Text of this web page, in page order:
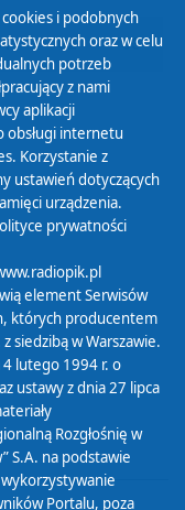
02 03
i podobnych
oraz w celu
potrzeb
z nami
aplikacji
obsługi internetu
Korzystanie z
ustawień dotyczących
urządzenia.
prywatności
element Serwisów
których producentem
siedzibą w Warszawie.
lutego 1994 r. o
ustawy z dnia 27 lipca
Rozgłośnię w
S.A. na podstawie
Portalu, poza